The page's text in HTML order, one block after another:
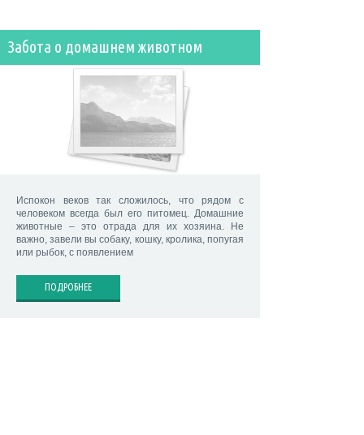
Забота о домашнем животном
Испокон веков так сложилось, что рядом с
человеком всегда был его питомец. Домашние
животные – это отрада для их хозяина. Не
важно, завели вы собаку, кошку, кролика, попугая
или рыбок, с появлением
ПОДРОБНЕЕ